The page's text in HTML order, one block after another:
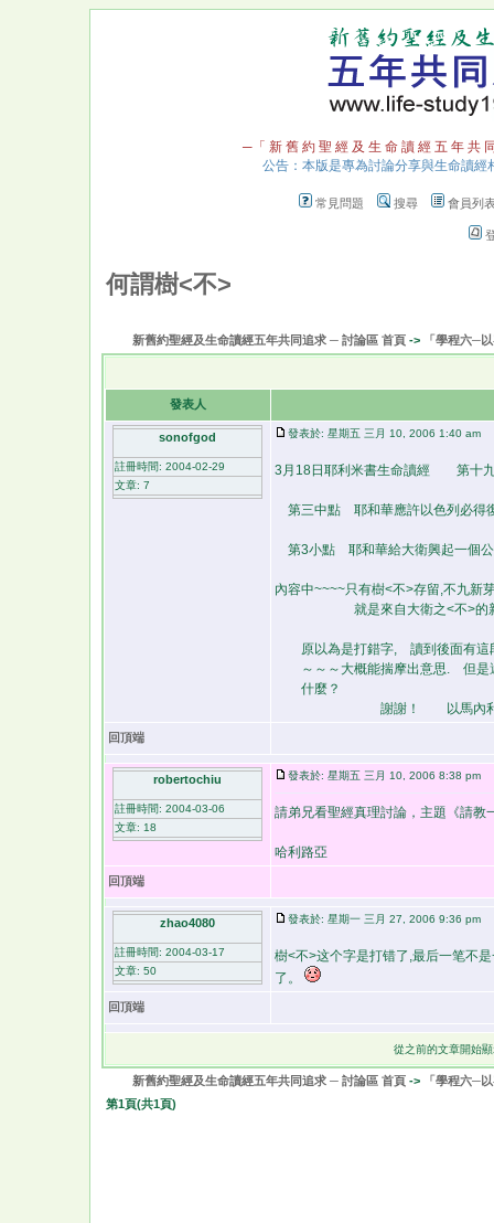
─「 新 舊 約 聖 經 及 生 命 讀 經 五 年 共
公告：本版是專為討論分享與生命讀
常見問題 搜尋 會員列
何謂樹<不>
新舊約聖經及生命讀經五年共同追求 ─ 討論區 首頁-> 「學程六─
發表人
sonofgod
註冊時間: 2004-02-29
文章: 7
發表於: 星期五 三月 10, 2006 1:40 am
3月18日耶利米書生命讀經 第十
第三中點 耶和華應許以色列
第3小點 耶和華給大衛興起一個公
內容中~~~~只有樹<不>存留,不九新
就是來自大衛之<不>的新
原以為是打錯字, 讀到後面有這
～～～大概能揣摩出意思. 但是還
什麼？
謝謝！ 以馬內利！[/
回頂端
robertochiu
註冊時間: 2004-03-06
文章: 18
發表於: 星期五 三月 10, 2006 8:38 pm
請弟兄看聖經真理討論，主題《請教
哈利路亞
回頂端
zhao4080
註冊時間: 2004-03-17
文章: 50
發表於: 星期一 三月 27, 2006 9:36 pm
樹<不>这个字是打错了,最后一笔不
了。
回頂端
從之前的文章開始
新舊約聖經及生命讀經五年共同追求 ─ 討論區 首頁->
「學程六─
第1頁(共1頁)